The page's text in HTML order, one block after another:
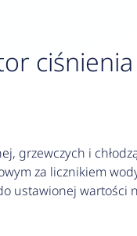
ciśnienia
grzewczych i
za licznikiem
ustawionej